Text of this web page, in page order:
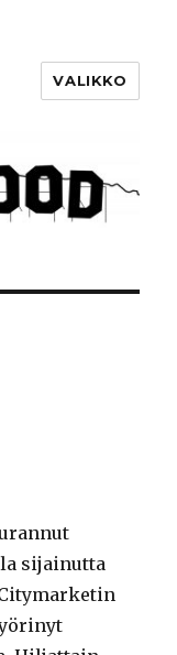
VALIKKO
sijainutta